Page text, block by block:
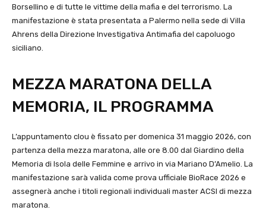
Borsellino e di tutte le vittime della mafia e del terrorismo. La
manifestazione è stata presentata a Palermo nella sede di Villa
Ahrens della Direzione Investigativa Antimafia del capoluogo
siciliano.
MEZZA MARATONA DELLA
MEMORIA, IL PROGRAMMA
L’appuntamento clou è fissato per domenica 31 maggio 2026, con
partenza della mezza maratona, alle ore 8.00 dal Giardino della
Memoria di Isola delle Femmine e arrivo in via Mariano D’Amelio. La
manifestazione sarà valida come prova ufficiale BioRace 2026 e
assegnerà anche i titoli regionali individuali master ACSI di mezza
maratona.